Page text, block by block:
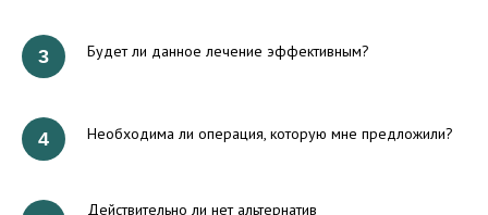
Будет ли данное лечение эффективным?
Необходима ли операция, которую мне предложили?
Действительно ли нет альтернатив